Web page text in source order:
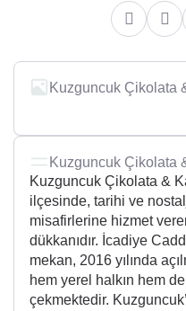
Kuzguncuk Çikolata
Kuzguncuk Çikolata
Kuzguncuk Çikolata &
ilçesinde, tarihi ve
misafirlerine hizmet
dükkanıdır. İcadiye
mekan, 2016 yılında
hem yerel halkın hem
çekmektedir.